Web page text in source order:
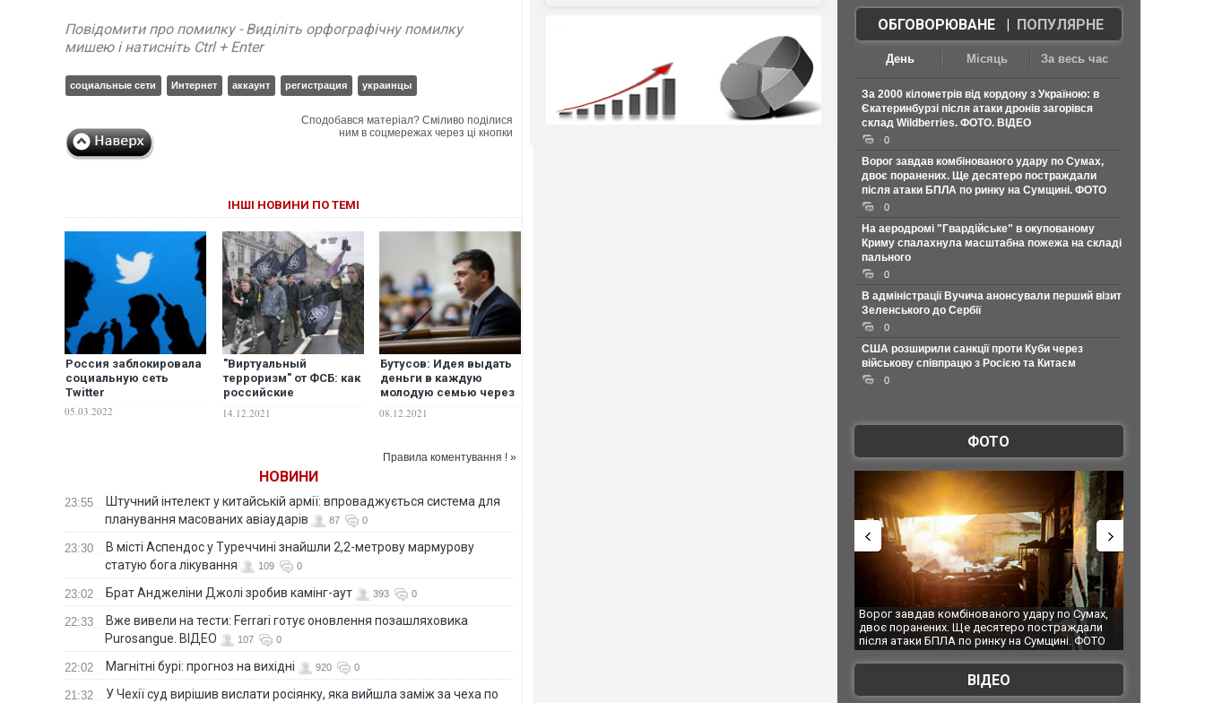
Повідомити про помилку - Виділіть орфографічну помилку
мишею і натисніть Ctrl + Enter
социальные сети Интернет аккаунт регистрация украинцы
Сподобався матеріал? Сміливо поділися
ним в соцмережах через ці кнопки
ІНШІ НОВИНИ ПО ТЕМІ
Россия заблокировала
социальную сеть
Тwitter
05.03.2022
"Виртуальный
терроризм" от ФСБ: как
российские
террористические
14.12.2021
Бутусов: Идея выдать
деньги в каждую
молодую семью через
немного не
решить текущие
08.12.2021
Правила коментування ! »
НОВИНИ
23:55
Штучний інтелект у китайській армії: впроваджується система для
планування масованих авіаударів
87 0
23:30
В місті Аспендос у Туреччині знайшли 2,2-метрову мармурову
статую бога лікування
109 0
23:02 Брат Анджеліни Джолі зробив камінг-аут 393 0
22:33
Вже вивели на тести: Ferrari готує оновлення позашляховика
Purosangue. ВІДЕО
107 0
22:02 Магнітні бурі: прогноз на вихідні 920 0
21:32
У Чехії суд вирішив вислати росіянку, яка вийшла заміж за чеха по
ОБГОВОРЮВАНЕ| ПОПУЛЯРНЕ
День Місяць За весь час
За 2000 кілометрів від кордону з Україною: в
Єкатеринбурзі після атаки дронів загорівся
склад Wildberries. ФОТО. ВІДЕО
0
Ворог завдав комбінованого удару по Сумах,
двоє поранених. Ще десятеро постраждали
після атаки БПЛА по ринку на Сумщині. ФОТО
0
На аеродромі "Гвардійське" в окупованому
Криму спалахнула масштабна пожежа на складі
пального
0
В адміністрації Вучича анонсували перший візит
Зеленського до Сербії
0
США розширили санкції проти Куби через
військову співпрацю з Росією та Китаєм
0
ФОТО
Ворог завдав комбінованого удару по Сумах,
двоє поранених. Ще десятеро постраждали
після атаки БПЛА по ринку на Сумщині. ФОТО
За 2000 кілометрів від
Єкатеринбурзі після
склад Wildberries.
ВІДЕО